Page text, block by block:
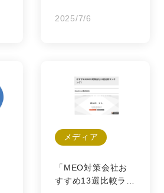
2025/7/6
メディア
「MEO対策会社お
すすめ13選比較ラン